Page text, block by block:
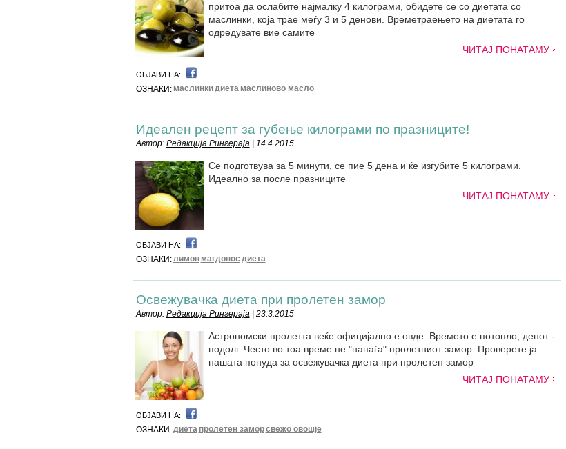
притоа да ослабите најмалку 4 килограми, обидете се со диетата со
маслинки, која трае меѓу 3 и 5 денови. Времетраењето на диетата го
одредувате вие самите
ЧИТАЈ ПОНАТАМУ
ОБЈАВИ НА:
ОЗНАКИ: маслинкидиета маслиново масло
Идеален рецепт за губење килограми по празниците!
Автор: Редакција Рингераја| 14.4.2015
Се подготвува за 5 минути, се пие 5 дена и ќе изгубите 5 килограми.
Идеално за после празниците
ЧИТАЈ ПОНАТАМУ
ОБЈАВИ НА:
ОЗНАКИ:лимон магдонос диета
Освежувачкa диета при пролетен замор
Автор: Редакција Рингераја| 23.3.2015
Астрономски пролетта веќе официјално е овде. Времето е потопло, денот -
подолг. Често во тоа време не "напаѓа" пролетниот замор. Проверете ја
нашата понуда за освежувачка диета при пролетен замор
ЧИТАЈ ПОНАТАМУ
ОБЈАВИ НА:
ОЗНАКИ:диета пролетен заморсвежо овошје